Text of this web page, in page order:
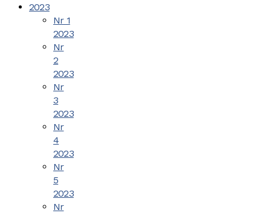
2023
Nr 1
2023
Nr
2
2023
Nr
3
2023
Nr
4
2023
Nr
5
2023
Nr